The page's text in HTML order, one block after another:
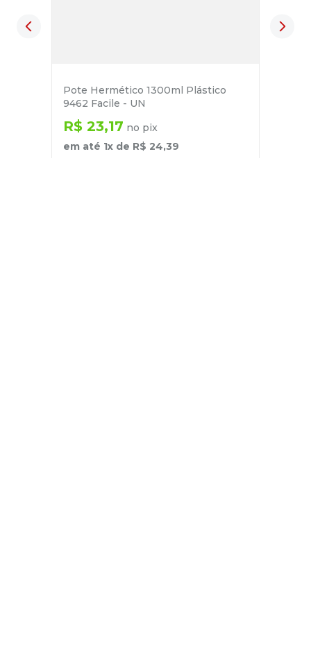
Pote Hermético 1300ml Plástico
9462 Facile - UN
R$ 23,17 no pix
em até 1x de R$ 24,39